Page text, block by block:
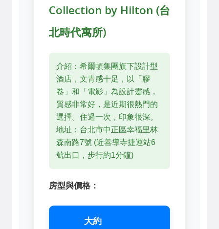
Collection by Hilton (台
北時代寓所)
介紹：希爾頓集團旗下設計型
酒店，文青感十足，以「膠
卷」和「電影」為設計靈感，
質感非常好，是近期很熱門的
選擇。住過一次，印象很深。
地址：台北市中正區幸福里林
森南路7號 (近善導寺捷運站6
號出口，步行約1分鐘)
房型與價格：
大約